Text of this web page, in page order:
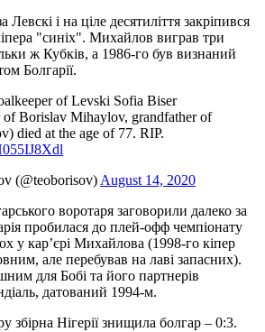
і на ціле десятиліття закріпився
"синіх". Михайлов виграв три
ж Кубків, а 1986-го був визнаний
Болгарії.
of Levski Sofia Biser
Borislav Mihaylov, grandfather of
died at the age of 77. RIP.
(@teoborisov)August 14, 2020
воротаря заговорили далеко за
пробилася до плей-офф чемпіонату
у кар’єрі Михайлова (1998-го кіпер
але перебував на лаві запасних).
для Бобі та його партнерів
датований 1994-м.
збірна Нігерії знищила болгар – 0:3.